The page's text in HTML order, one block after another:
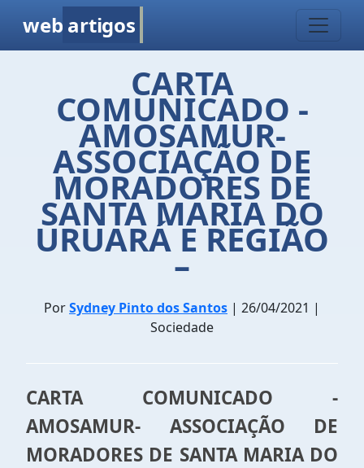
web artigos
CARTA
COMUNICADO -
AMOSAMUR-
ASSOCIAÇÃO DE
MORADORES DE
SANTA MARIA DO
URUARÁ E REGIÃO
–
PorSydney Pinto dos Santos | 26/04/2021 |
Sociedade
CARTA COMUNICADO -
AMOSAMUR- ASSOCIAÇÃO DE
MORADORES DE SANTA MARIA DO